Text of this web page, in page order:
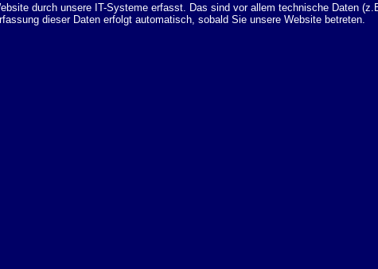
durch unsere IT-Systeme erfasst. Das sind vor allem technische Daten
dieser Daten erfolgt automatisch, sobald Sie unsere Website betreten.